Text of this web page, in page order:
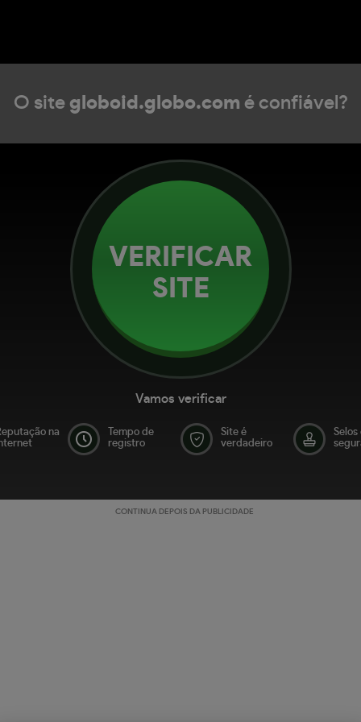
O site globoid.globo.com é confiável?
VERIFICAR
SITE
Vamos verificar
na
Tempo de
registro
Site é
verdadeiro
Selos
CONTINUA DEPOIS DA PUBLICIDADE